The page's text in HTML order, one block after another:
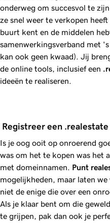
onderweg om succesvol te
ze snel weer te verkopen
buurt kent en de middelen
samenwerkingsverband met
kan ook geen kwaad). Jij
de online tools, inclusief een
ideeën te realiseren.
Registreer een .realestate
Is je oog ooit op onroerend
was om het te kopen was het
met domeinnamen. Punt
mogelijkheden, maar laten
niet de enige die over een
Als je klaar bent om die
te grijpen, pak dan ook je